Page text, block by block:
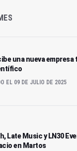
una nueva
EL 09 DE JULIO DE 2025
Late Music y LN30
en Martos